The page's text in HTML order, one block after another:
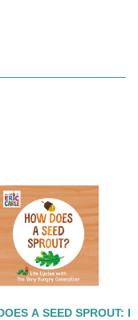
A SEED SPROUT: